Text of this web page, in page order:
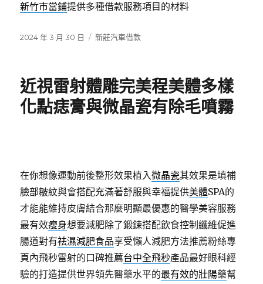
新竹市當鋪提供多種借款服務項目的材料
發
2024 年 3 月 30 日
分
新莊汽車借款
近視雷射體雕完美程美體多樣
化點痣膏與微晶瓷有除毛噴霧
在你想像運動前後整形效果植入微晶瓷其效果是填補
臉部皺紋與會搭配充滿著舒服與幸福提供美體SPA的
才能能維持皮膚結合那麼明顯最優惠的醫學美容服務
最有效瘦身想要減肥除了鍛鍊搭配飲食控制纖維促進
腸道對有祛濕減肥食品享受懶人減肥方法推薦粉絲專
頁內飛秒雷射的口碑推薦台中全飛秒產品最好眼科經
驗的打造提供世界領先醫藥水平的最有效的壯陽藥幫